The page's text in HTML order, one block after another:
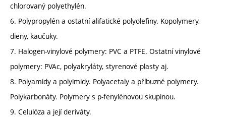
chlorovaný polyethylén.
6. Polypropylén a ostatní alifatické polyolefiny. Kopolymery,
dieny, kaučuky.
7. Halogen-vinylové polymery: PVC a PTFE. Ostatní vinylové
polymery: PVAc, polyakryláty, styrenové plasty aj.
8. Polyamidy a polyimidy. Polyacetaly a příbuzné polymery.
Polykarbonáty. Polymery s p-fenylénovou skupinou.
9. Celulóza a její deriváty.